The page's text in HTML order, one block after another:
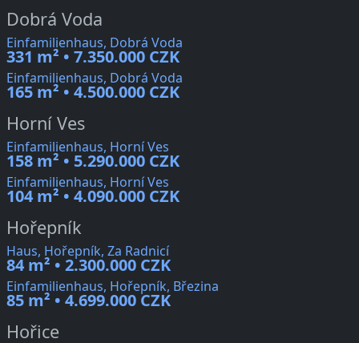
Dobrá Voda
Einfamilienhaus, Dobrá Voda
331 m² • 7.350.000 CZK
Einfamilienhaus, Dobrá Voda
165 m² • 4.500.000 CZK
Horní Ves
Einfamilienhaus, Horní Ves
158 m² • 5.290.000 CZK
Einfamilienhaus, Horní Ves
104 m² • 4.090.000 CZK
Hořepník
Haus, Hořepník, Za Radnicí
84 m² • 2.300.000 CZK
Einfamilienhaus, Hořepník, Březina
85 m² • 4.699.000 CZK
Hořice